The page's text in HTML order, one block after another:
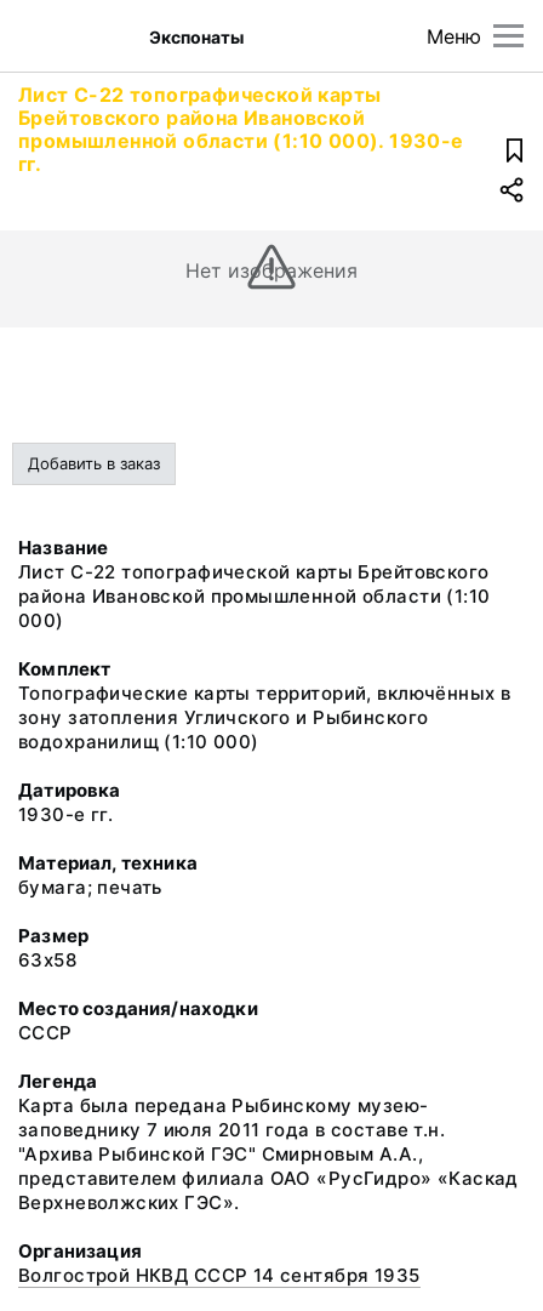
Меню
Экспонаты
Лист С-22 топографической карты
Брейтовского района Ивановской
промышленной области (1:10 000). 1930-е
гг.
Нет изображения
Добавить в заказ
Название
Лист С-22 топографической карты Брейтовского
района Ивановской промышленной области (1:10
000)
Комплект
Топографические карты территорий, включённых в
зону затопления Угличского и Рыбинского
водохранилищ (1:10 000)
Датировка
1930-е гг.
Материал, техника
бумага; печать
Размер
63х58
Место создания/находки
СССР
Легенда
Карта была передана Рыбинскому музею-
заповеднику 7 июля 2011 года в составе т.н.
"Архива Рыбинской ГЭС" Смирновым А.А.,
представителем филиала ОАО «РусГидро» «Каскад
Верхневолжских ГЭС».
Организация
Волгострой НКВД СССР 14 сентября 1935